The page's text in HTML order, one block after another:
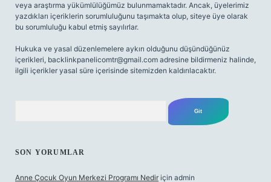
veya araştırma yükümlülüğümüz bulunmamaktadır. Ancak, üyelerimiz
yazdıkları içeriklerin sorumluluğunu taşımakta olup, siteye üye olarak
bu sorumluluğu kabul etmiş sayılırlar.
Hukuka ve yasal düzenlemelere aykırı olduğunu düşündüğünüz
içerikleri, backlinkpanelicomtr@gmail.com adresine bildirmeniz halinde,
ilgili içerikler yasal süre içerisinde sitemizden kaldırılacaktır.
SON YORUMLAR
Anne Çocuk Oyun Merkezi Programı Nedir için admin